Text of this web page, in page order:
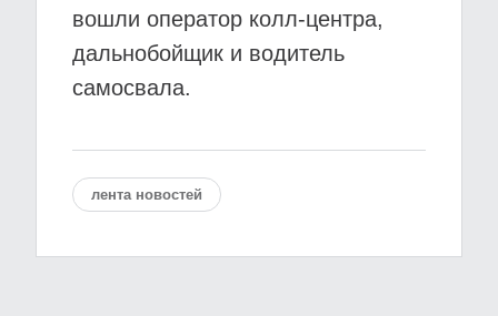
вошли оператор колл-центра,
дальнобойщик и водитель
самосвала.
лента новостей